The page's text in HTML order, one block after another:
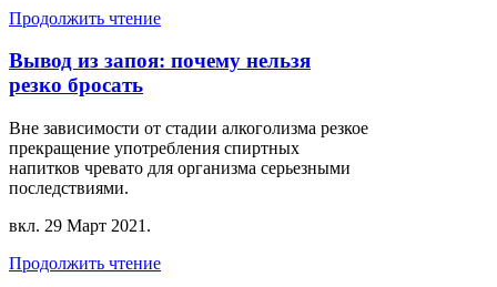
Продолжить чтение
Вывод из запоя: почему нельзя
резко бросать
Вне зависимости от стадии алкоголизма резкое
прекращение употребления спиртных
напитков чревато для организма серьезными
последствиями.
вкл. 29 Март 2021 .
Продолжить чтение